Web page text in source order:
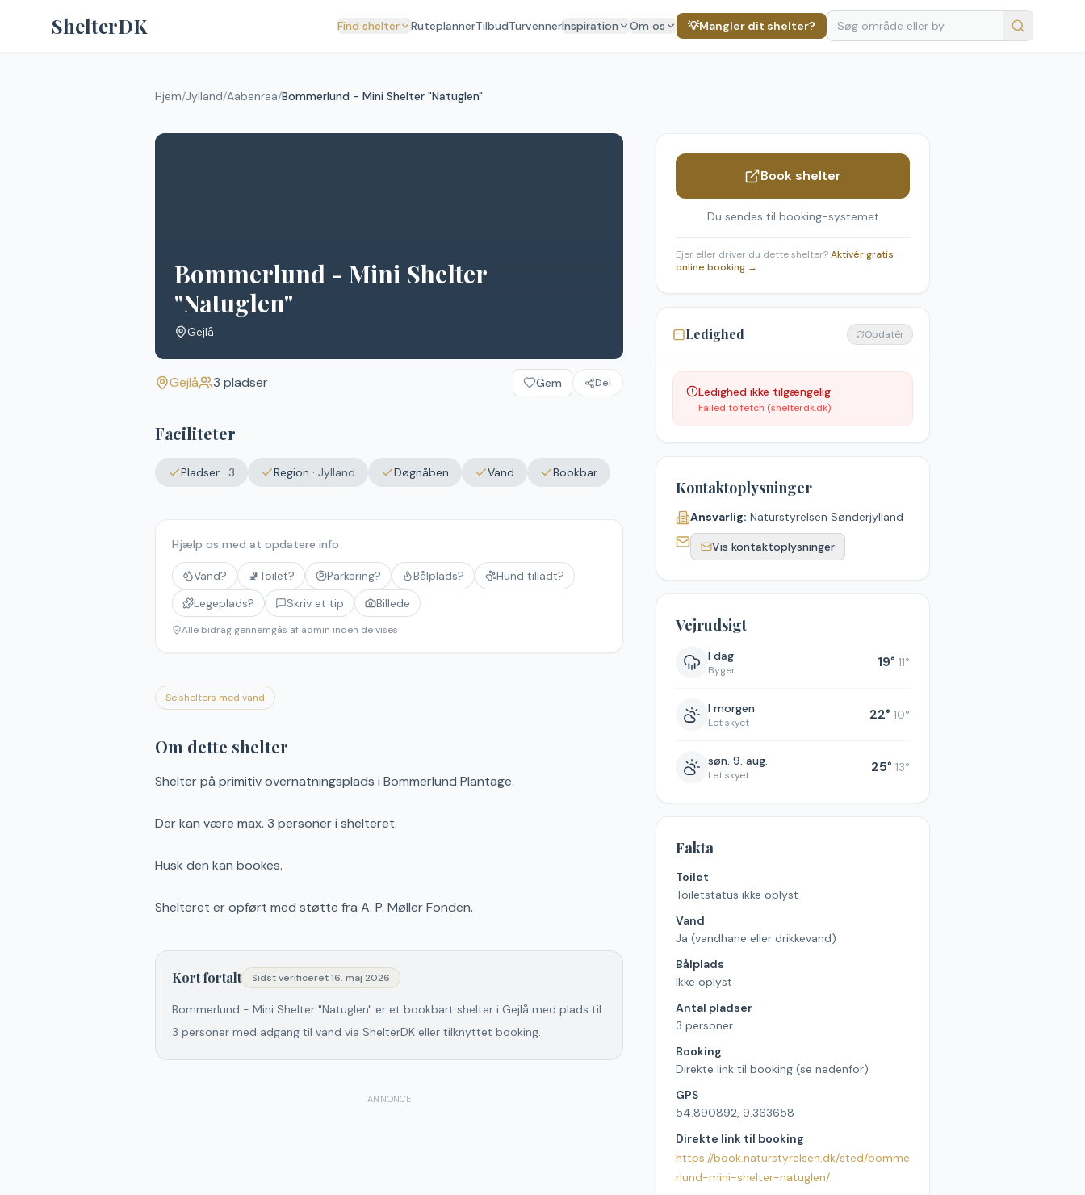
ShelterDK Find shelter RuteplannerTilbudTurvennerInspiration Om os 💡Mangler dit shelter?
Hjem/Jylland/Aabenraa/Bommerlund - Mini Shelter "Natuglen"
Bommerlund - Mini Shelter
"Natuglen"
Gejlå
Gejlå 3 pladser Gem Del
Faciliteter
Pladser · 3 Region · Jylland Døgnåben Vand Bookbar
Hjælp os med at opdatere info
Vand? 🚽Toilet? Parkering? Bålplads?
Hund tilladt?
Legeplads?
Skriv et tip Billede
Alle bidrag gennemgås af admin inden de vises
Se shelters med vand
Om dette shelter
Shelter på primitiv overnatningsplads i Bommerlund Plantage.
Der kan være max. 3 personer i shelteret.
Husk den kan bookes.
Shelteret er opført med støtte fra A. P. Møller Fonden.
Kort fortalt Sidst verificeret16. maj 2026
Bommerlund - Mini Shelter "Natuglen" er et bookbart shelter i Gejlå med plads til
3 personer med adgang til vand via ShelterDK eller tilknyttet booking.
ANNONCE
Book shelter
Du sendes til booking-systemet
Ejer eller driver du dette shelter?Aktivér gratis
online booking →
Ledighed Opdatér
Ledighed ikke tilgængelig
Failed to fetch (shelterdk.dk)
Kontaktoplysninger
Ansvarlig: Naturstyrelsen Sønderjylland
Vis kontaktoplysninger
Vejrudsigt
I dag
Byger 19° 11°
I morgen
Let skyet 22° 10°
søn. 9. aug.
Let skyet 25° 13°
Fakta
Toilet
Toiletstatus ikke oplyst
Vand
Ja (vandhane eller drikkevand)
Bålplads
Ikke oplyst
Antal pladser
3 personer
Booking
Direkte link til booking (se nedenfor)
GPS
54.890892, 9.363658
Direkte link til booking
https://book.naturstyrelsen.dk/sted/bomme
rlund-mini-shelter-natuglen/